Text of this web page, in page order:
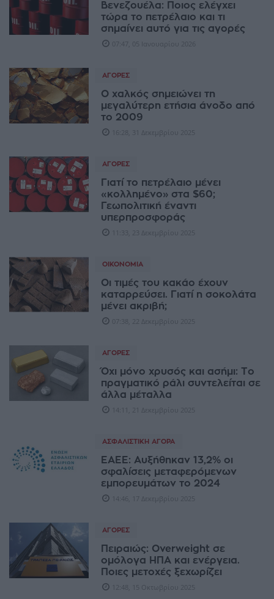
Βενεζουέλα: Ποιος ελέγχει
τώρα το πετρέλαιο και τι
σημαίνει αυτό για τις αγορές
07:47, 05 Ιανουαρίου 2026
ΑΓΟΡΈΣ
Ο χαλκός σημειώνει τη
μεγαλύτερη ετήσια άνοδο από
το 2009
16:28, 31 Δεκεμβρίου 2025
ΑΓΟΡΈΣ
Γιατί το πετρέλαιο μένει
«κολλημένο» στα $60;
Γεωπολιτική έναντι
υπερπροσφοράς
11:33, 23 Δεκεμβρίου 2025
ΟΙΚΟΝΟΜΊΑ
Οι τιμές του κακάο έχουν
καταρρεύσει. Γιατί η σοκολάτα
μένει ακριβή;
07:38, 22 Δεκεμβρίου 2025
ΑΓΟΡΈΣ
Όχι μόνο χρυσός και ασήμι: Το
πραγματικό ράλι συντελείται σε
άλλα μέταλλα
14:11, 21 Δεκεμβρίου 2025
ΑΣΦΑΛΙΣΤΙΚΉ ΑΓΟΡΆ
ΕΑΕΕ: Αυξήθηκαν 13,2% οι
σφαλίσεις μεταφερόμενων
εμπορευμάτων το 2024
14:46, 17 Δεκεμβρίου 2025
ΑΓΟΡΈΣ
Πειραιώς: Overweight σε
ομόλογα ΗΠΑ και ενέργεια.
Ποιες μετοχές ξεχωρίζει
12:48, 15 Οκτωβρίου 2025